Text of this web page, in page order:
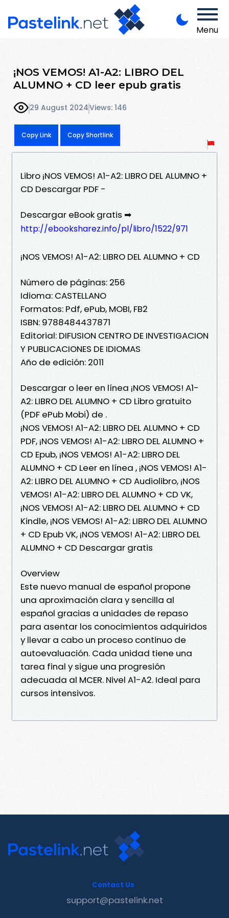
Menu
¡NOS VEMOS! A1-A2: LIBRO DEL
ALUMNO + CD leer epub gratis
29 August 2024Views: 146
Copy Link Copy Shortlink
Libro ¡NOS VEMOS! A1-A2: LIBRO DEL ALUMNO +
CD Descargar PDF -
Descargar eBook gratis ➡
http://ebooksharez.info/pl/libro/1522/971
¡NOS VEMOS! A1-A2: LIBRO DEL ALUMNO + CD
Número de páginas: 256
Idioma: CASTELLANO
Formatos: Pdf, ePub, MOBI, FB2
ISBN: 9788484437871
Editorial: DIFUSION CENTRO DE INVESTIGACION
Y PUBLICACIONES DE IDIOMAS
Año de edición: 2011
Descargar o leer en línea ¡NOS VEMOS! A1-
A2: LIBRO DEL ALUMNO + CD Libro gratuito
(PDF ePub Mobi) de .
¡NOS VEMOS! A1-A2: LIBRO DEL ALUMNO + CD
PDF, ¡NOS VEMOS! A1-A2: LIBRO DEL ALUMNO +
CD Epub, ¡NOS VEMOS! A1-A2: LIBRO DEL
ALUMNO + CD Leer en línea , ¡NOS VEMOS! A1-
A2: LIBRO DEL ALUMNO + CD Audiolibro, ¡NOS
VEMOS! A1-A2: LIBRO DEL ALUMNO + CD VK,
¡NOS VEMOS! A1-A2: LIBRO DEL ALUMNO + CD
Kindle, ¡NOS VEMOS! A1-A2: LIBRO DEL ALUMNO
+ CD Epub VK, ¡NOS VEMOS! A1-A2: LIBRO DEL
ALUMNO + CD Descargar gratis
Overview
Este nuevo manual de español propone
una aproximación clara y sencilla al
español gracias a unidades de repaso
para asentar los conocimientos adquiridos
y llevar a cabo un proceso continuo de
autoevaluación. Cada unidad tiene una
tarea final y sigue una progresión
adecuada al MCER. Nivel A1-A2. Ideal para
cursos intensivos.
Contact Us
support@pastelink.net